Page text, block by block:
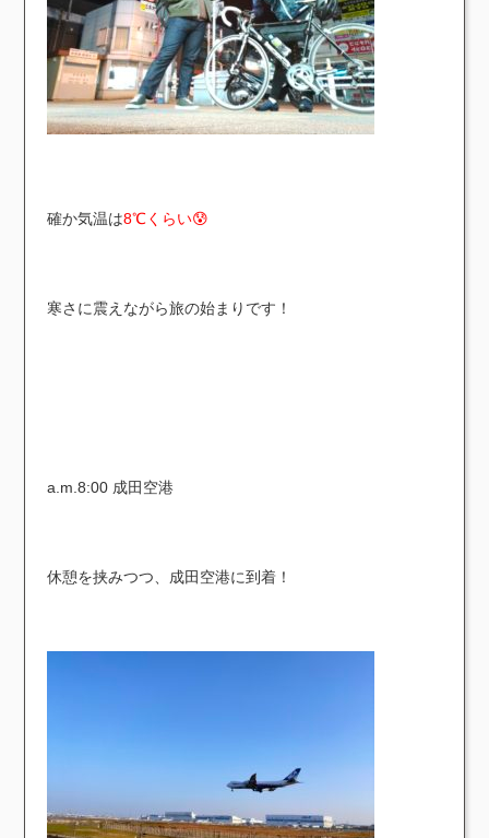
確か気温は8℃くらい😰
寒さに震えながら旅の始まりです！
a.m.8:00 成田空港
休憩を挟みつつ、成田空港に到着！